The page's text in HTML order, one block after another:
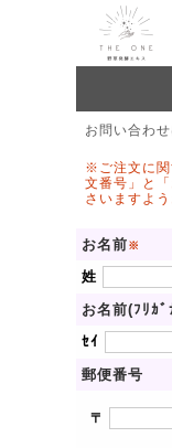
お問い合わ
※ご注文に関
文番号」と
さいますよ
お名前※
姓
お名前(ﾌﾘｶﾞ
ｾｲ
郵便番号
〒